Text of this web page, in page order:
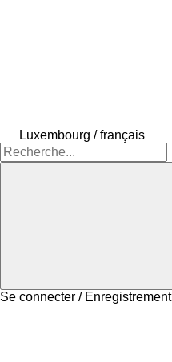
Luxembourg / français
Se connecter / Enregistrement